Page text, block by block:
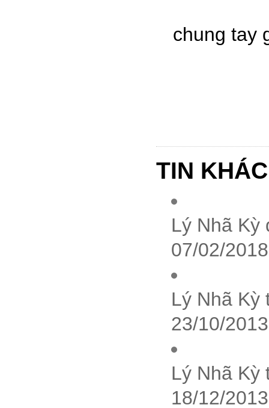
chung tay
TIN KHÁC
Lý Nhã Kỳ
07/02/2018
Lý Nhã Kỳ
23/10/2013
Lý Nhã Kỳ
18/12/2013